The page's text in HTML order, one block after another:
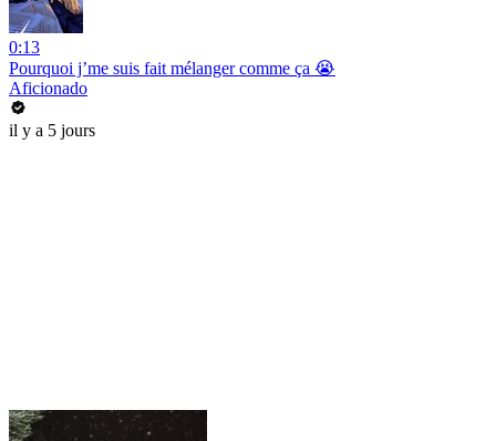
0:13
Pourquoi j’me suis fait mélanger comme ça 😭
Aficionado
il y a 5 jours